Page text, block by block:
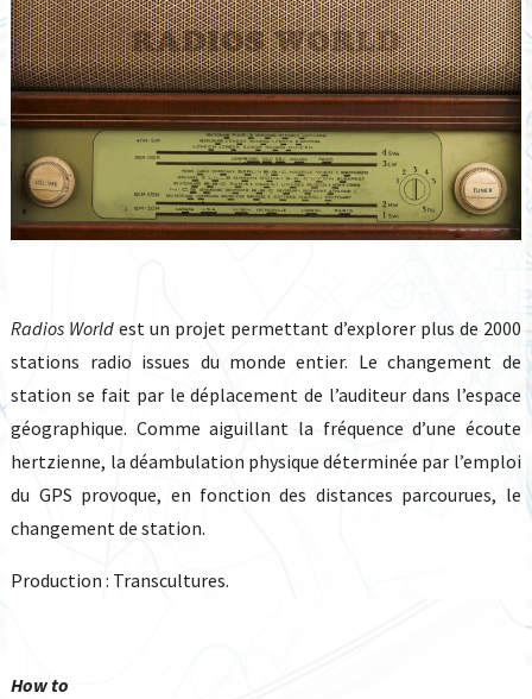
Radios World est un projet permettant d’explorer plus de 2000
stations radio issues du monde entier. Le changement de
station se fait par le déplacement de l’auditeur dans l’espace
géographique. Comme aiguillant la fréquence d’une écoute
hertzienne, la déambulation physique déterminée par l’emploi
du GPS provoque, en fonction des distances parcourues, le
changement de station.
Production : Transcultures.
How to